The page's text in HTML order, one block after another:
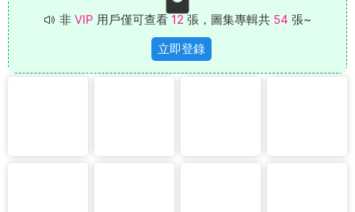
非 VIP 用戶僅可查看 12 張，圖集專輯共 54 張~
立即登錄